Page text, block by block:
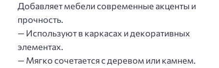
Добавляет мебели современные акценты и
прочность.
— Используют в каркасах и декоративных
элементах.
— Мягко сочетается с деревом или камнем.